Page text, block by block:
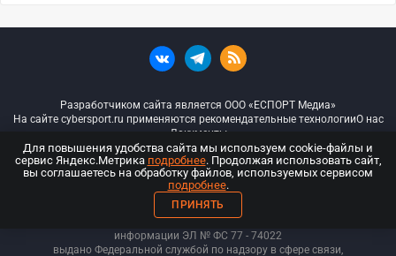
Разработчиком сайта является ООО «ЕСПОРТ Медиа»
На сайте cybersport.ru применяются рекомендательные технологииО нас
Документы
© ООО «Киберспорт.ру» — Все права защищены
18+
ООО «Киберспорт.ру». Свидетельство о регистрации средств массовой
информации ЭЛ № ФС 77 - 74022
выдано Федеральной службой по надзору в сфере связи,
Для повышения удобства сайта мы используем cookie-файлы и
сервис Яндекс.Метрика подробнее. Продолжая использовать сайт,
вы соглашаетесь на обработку файлов, используемых сервисом
подробнее.
ПРИНЯТЬ